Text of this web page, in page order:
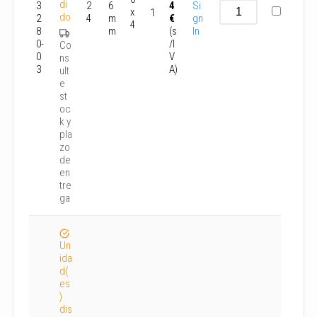
3
2
8
0-
0
3
di
do
Co
ns
ult
e
st
oc
k y
pla
zo
de
en
tre
ga
2
4
6
m
m
x
4
1
4
€
(s
/I
V
A)
Si
gn
In
Un
ida
d(
es
)
dis